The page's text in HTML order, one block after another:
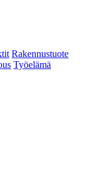
Rakennustuote
Työelämä